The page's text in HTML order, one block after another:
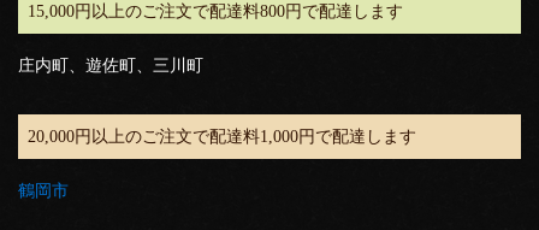
15,000円以上のご注文で配達料800円で配達します
庄内町、遊佐町、三川町
20,000円以上のご注文で配達料1,000円で配達します
鶴岡市